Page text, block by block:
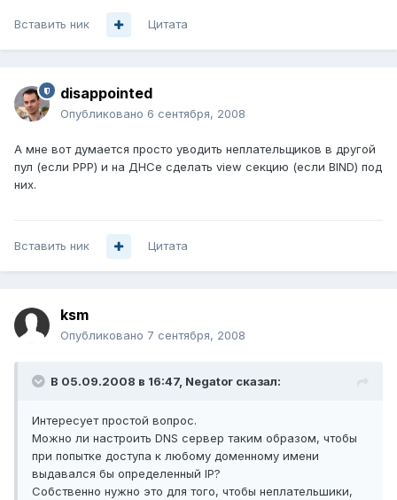
Вставить ник Цитата
disappointed
Опубликовано 6 сентября, 2008
А мне вот думается просто уводить неплательщиков в другой
пул (если PPP) и на ДНСе сделать view секцию (если BIND) под
них.
Вставить ник Цитата
ksm
Опубликовано 7 сентября, 2008
В 05.09.2008 в 16:47, Negator сказал:
Интересует простой вопрос.
Можно ли настроить DNS сервер таким образом, чтобы
при попытке доступа к любому доменному имени
выдавался бы определенный IP?
Собственно нужно это для того, чтобы неплательшики,